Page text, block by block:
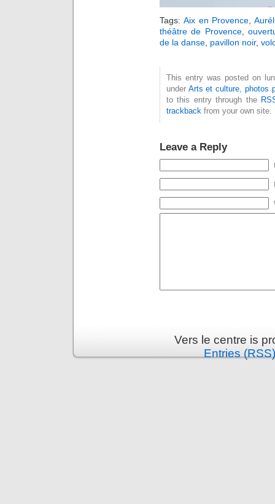
Tags: Aix en Provence,
théâtre de Provence,
de la danse, pavillon noir,
This entry was posted on
under Arts et culture, photos
to this entry through the
trackback from your own site.
Leave a Reply
Vers le centre is
Entries (RSS)